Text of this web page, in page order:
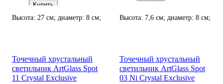
Купить
Высота: 27 см; диаметр: 8 см;
Высота: 7,6 см; диаметр: 8 см;
Точечный хрустальный
светильник ArtGlass Spot
11 Crystal Exclusive
Точечный хрустальный
светильник ArtGlass Spot
03 Ni Crystal Exclusive